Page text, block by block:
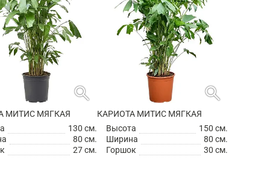
search
МИТИС МЯГКАЯ
130 см.
80 см.
27 см.
search
КАРИОТА МИТИС МЯГКАЯ
Высота
150 см.
Ширина
80 см.
Горшок
30 см.